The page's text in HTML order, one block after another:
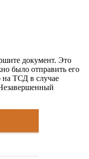
документ. Это
было отправить его
на ТСД в случае